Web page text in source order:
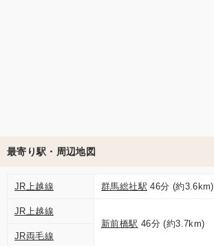
最寄り駅・周辺地図
JR上越線 群馬総社駅 46分 (約3.6km)
JR上越線
新前橋駅 46分 (約3.7km)
JR両毛線